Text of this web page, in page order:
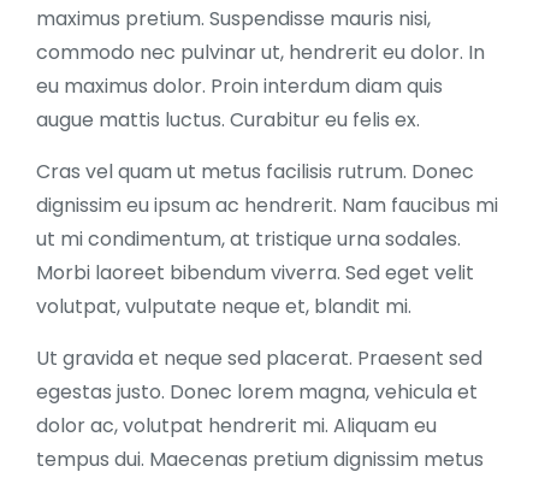
maximus pretium. Suspendisse mauris nisi,
commodo nec pulvinar ut, hendrerit eu dolor. In
eu maximus dolor. Proin interdum diam quis
augue mattis luctus. Curabitur eu felis ex.
Cras vel quam ut metus facilisis rutrum. Donec
dignissim eu ipsum ac hendrerit. Nam faucibus mi
ut mi condimentum, at tristique urna sodales.
Morbi laoreet bibendum viverra. Sed eget velit
volutpat, vulputate neque et, blandit mi.
Ut gravida et neque sed placerat. Praesent sed
egestas justo. Donec lorem magna, vehicula et
dolor ac, volutpat hendrerit mi. Aliquam eu
tempus dui. Maecenas pretium dignissim metus